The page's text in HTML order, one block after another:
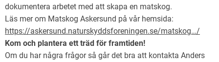
dokumentera arbetet med att skapa en matskog.
Läs mer om Matskog Askersund på vår hemsida:
https://askersund.naturskyddsforeningen.se/matskog…/
Kom och plantera ett träd för framtiden!
Om du har några frågor så går det bra att kontakta Anders